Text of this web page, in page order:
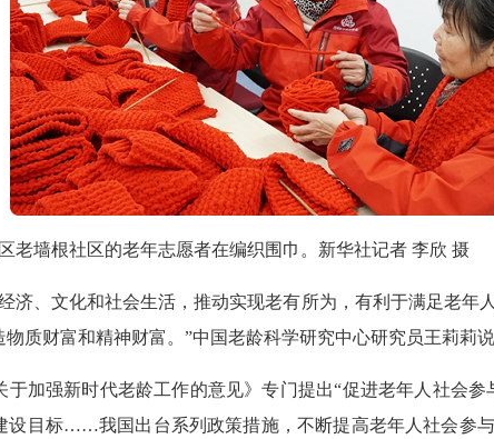
老墙根社区的老年志愿者在编织围巾。新华社记者 李欣 摄
济、文化和社会生活，推动实现老有所为，有利于满足老年
质财富和精神财富。”中国老龄科学研究中心研究员王莉莉说
于加强新时代老龄工作的意见》专门提出“促进老年人社会
设目标……我国出台系列政策措施，不断提高老年人社会参